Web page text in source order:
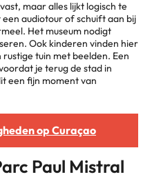
maar alles lijkt logisch te
audiotour of schuift aan bij
Het museum nodigt
Ook kinderen vinden hier
tuin met beelden. Een
je terug de stad in
een fijn moment van
op Curaçao
Paul Mistral